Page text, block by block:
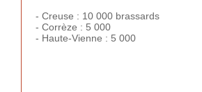
- Creuse : 10 000 brassards
- Corrèze : 5 000
- Haute-Vienne : 5 000